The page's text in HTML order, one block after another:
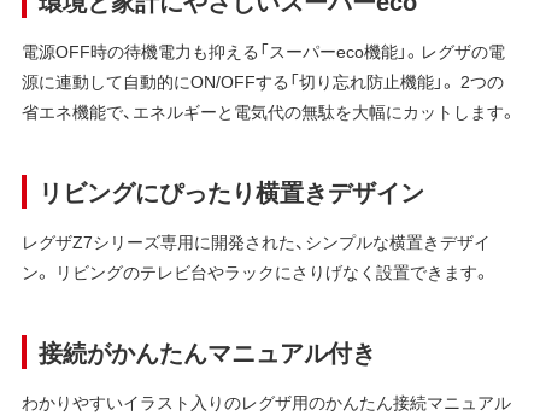
電源OFF時の待機電力も抑える「スーパーeco機能」。レグザの電
源に連動して自動的にON/OFFする「切り忘れ防止機能」。 2つの
省エネ機能で、エネルギーと電気代の無駄を大幅にカットします。
リビングにぴったり横置きデザイン
レグザZ7シリーズ専用に開発された、シンプルな横置きデザイ
ン。 リビングのテレビ台やラックにさりげなく設置できます。
接続がかんたんマニュアル付き
わかりやすいイラスト入りのレグザ用のかんたん接続マニュアル